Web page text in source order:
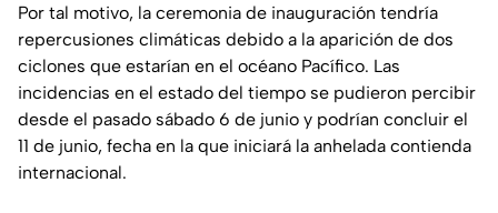
Por tal motivo, la ceremonia de inauguración tendría
repercusiones climáticas debido a la aparición de dos
ciclones que estarían en el océano Pacífico. Las
incidencias en el estado del tiempo se pudieron percibir
desde el pasado sábado 6 de junio y podrían concluir el
11 de junio, fecha en la que iniciará la anhelada contienda
internacional.